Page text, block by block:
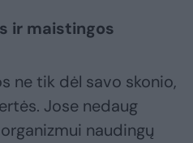
ir maistingos
ne tik dėl savo skonio,
Jose nedaug
naudingų